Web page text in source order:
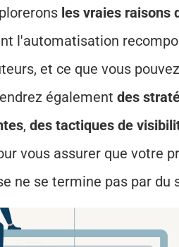
les vraies raisons
l'automatisation
et ce que vous
également des
, des tactiques de
vous assurer que votre
ne se termine pas par du